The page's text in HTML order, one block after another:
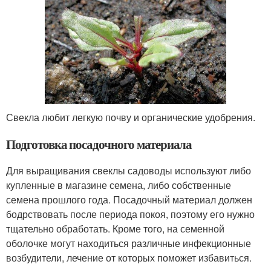
Свекла любит легкую почву и органические удобрения.
Подготовка посадочного материала
Для выращивания свеклы садоводы используют либо
купленные в магазине семена, либо собственные
семена прошлого года. Посадочный материал должен
бодрствовать после периода покоя, поэтому его нужно
тщательно обработать. Кроме того, на семенной
оболочке могут находиться различные инфекционные
возбудители, лечение от которых поможет избавиться.